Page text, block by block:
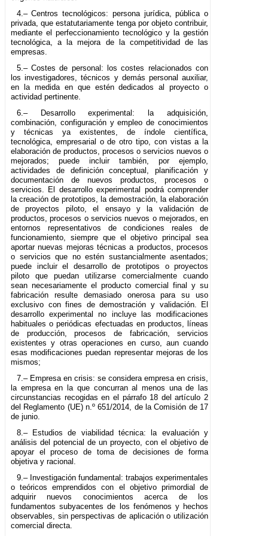
4.– Centros tecnológicos: persona jurídica, pública o
privada, que estatutariamente tenga por objeto contribuir,
mediante el perfeccionamiento tecnológico y la gestión
tecnológica, a la mejora de la competitividad de las
empresas.
5.– Costes de personal: los costes relacionados con
los investigadores, técnicos y demás personal auxiliar,
en la medida en que estén dedicados al proyecto o
actividad pertinente.
6.– Desarrollo experimental: la adquisición,
combinación, configuración y empleo de conocimientos
y técnicas ya existentes, de índole científica,
tecnológica, empresarial o de otro tipo, con vistas a la
elaboración de productos, procesos o servicios nuevos o
mejorados; puede incluir también, por ejemplo,
actividades de definición conceptual, planificación y
documentación de nuevos productos, procesos o
servicios. El desarrollo experimental podrá comprender
la creación de prototipos, la demostración, la elaboración
de proyectos piloto, el ensayo y la validación de
productos, procesos o servicios nuevos o mejorados, en
entornos representativos de condiciones reales de
funcionamiento, siempre que el objetivo principal sea
aportar nuevas mejoras técnicas a productos, procesos
o servicios que no estén sustancialmente asentados;
puede incluir el desarrollo de prototipos o proyectos
piloto que puedan utilizarse comercialmente cuando
sean necesariamente el producto comercial final y su
fabricación resulte demasiado onerosa para su uso
exclusivo con fines de demostración y validación. El
desarrollo experimental no incluye las modificaciones
habituales o periódicas efectuadas en productos, líneas
de producción, procesos de fabricación, servicios
existentes y otras operaciones en curso, aun cuando
esas modificaciones puedan representar mejoras de los
mismos;
7.– Empresa en crisis: se considera empresa en crisis,
la empresa en la que concurran al menos una de las
circunstancias recogidas en el párrafo 18 del artículo 2
del Reglamento (UE) n.º 651/2014, de la Comisión de 17
de junio.
8.– Estudios de viabilidad técnica: la evaluación y
análisis del potencial de un proyecto, con el objetivo de
apoyar el proceso de toma de decisiones de forma
objetiva y racional.
9.– Investigación fundamental: trabajos experimentales
o teóricos emprendidos con el objetivo primordial de
adquirir nuevos conocimientos acerca de los
fundamentos subyacentes de los fenómenos y hechos
observables, sin perspectivas de aplicación o utilización
comercial directa.